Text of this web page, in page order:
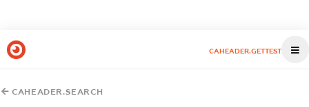
CAHEADER.GETTEST
CAHEADER.SEARCH